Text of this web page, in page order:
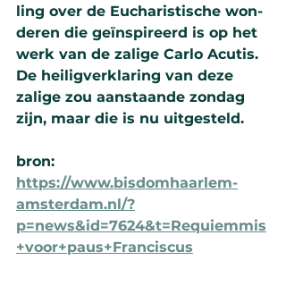
ling over de Eucha­ris­ti­sche won­
de­ren die geïn­spi­reerd is op het
werk van de zalige Carlo Acutis.
De heilig­ver­kla­ring van deze
zalige zou aan­staande zon­dag
zijn, maar die is nu uit­ge­steld.
bron:
https://www.bisdomhaarlem-
amsterdam.nl/?
p=news&id=7624&t=Requiemmis
+voor+paus+Franciscus